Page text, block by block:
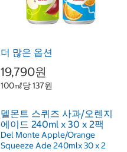
더 많은 옵션
19,790원
100㎖당 137원
델몬트 스퀴즈 사과/오렌지
에이드 240ml x 30 x 2팩
Del Monte Apple/Orange
Squeeze Ade 240mlx 30 x 2